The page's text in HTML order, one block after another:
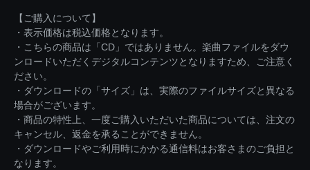
【ご購入について】
・表示価格は税込価格となります。
・こちらの商品は「CD」ではありません。楽曲ファイルをダウ
ンロードいただくデジタルコンテンツとなりますため、ご注意く
ださい。
・ダウンロードの「サイズ」は、実際のファイルサイズと異なる
場合がございます。
・商品の特性上、一度ご購入いただいた商品については、注文の
キャンセル、返金を承ることができません。
・ダウンロードやご利用時にかかる通信料はお客さまのご負担と
なります。